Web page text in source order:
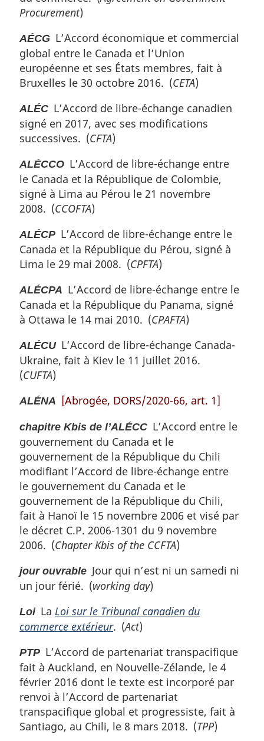
Procurement)
AÉCG L’Accord économique et commercial
global entre le Canada et l’Union
européenne et ses États membres, fait à
Bruxelles le 30 octobre 2016. (CETA)
ALÉC L’Accord de libre-échange canadien
signé en 2017, avec ses modifications
successives. (CFTA)
ALÉCCO L’Accord de libre-échange entre
le Canada et la République de Colombie,
signé à Lima au Pérou le 21 novembre
2008. (CCOFTA)
ALÉCP L’Accord de libre-échange entre le
Canada et la République du Pérou, signé à
Lima le 29 mai 2008. (CPFTA)
ALÉCPA L’Accord de libre-échange entre le
Canada et la République du Panama, signé
à Ottawa le 14 mai 2010. (CPAFTA)
ALÉCUL’Accord de libre-échange Canada-
Ukraine, fait à Kiev le 11 juillet 2016.
(CUFTA)
ALÉNA [Abrogée, DORS/2020-66, art. 1]
chapitre Kbis de l’ALÉCC L’Accord entre le
gouvernement du Canada et le
gouvernement de la République du Chili
modifiant l’Accord de libre-échange entre
le gouvernement du Canada et le
gouvernement de la République du Chili,
fait à Hanoï le 15 novembre 2006 et visé par
le décret C.P. 2006-1301 du 9 novembre
2006. (Chapter Kbis of the CCFTA)
jour ouvrable Jour qui n’est ni un samedi ni
un jour férié. (working day)
LoiLa Loi sur le Tribunal canadien du
commerce extérieur. (Act)
PTP L’Accord de partenariat transpacifique
fait à Auckland, en Nouvelle-Zélande, le 4
février 2016 dont le texte est incorporé par
renvoi à l’Accord de partenariat
transpacifique global et progressiste, fait à
Santiago, au Chili, le 8 mars 2018. (TPP)